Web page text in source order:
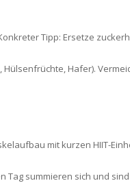
Tipp: Ersetze
Hafer).
mit kurzen HIIT-
Tag summieren sich und sind